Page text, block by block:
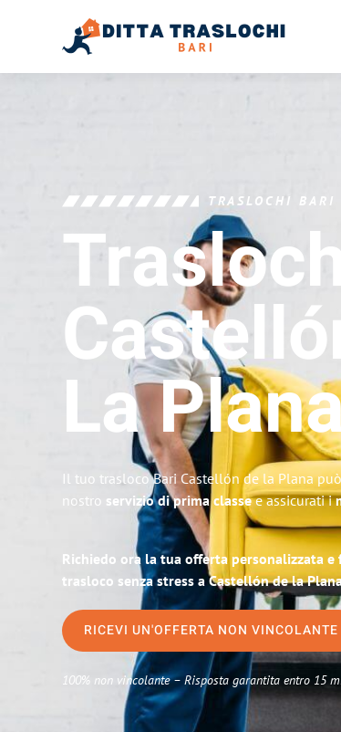
TRASLOCHI BARI
La
Il tuo trasloco Bari Castellón de la Plana
nostro servizio di prima classee assicurati i
Richiedo ora la tua offerta personalizzata
trasloco senza stress a Castellón de la
RICEVI UN'OFFERTA NON VINCOLANTE
100% non vincolante – Risposta garantita entro 15